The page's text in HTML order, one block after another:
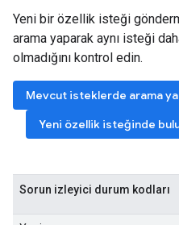
Yeni bir özellik isteği
arama yaparak aynı isteği
olmadığını kontrol edin.
Mevcut isteklerde arama
Yeni özellik isteğinde
Sorun izleyici durum kodları